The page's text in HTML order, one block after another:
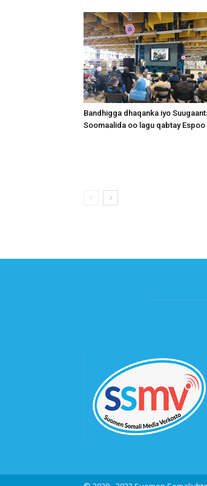
Bandhigga dhaqanka iyo
Soomaalida oo lagu qabtay Espoo